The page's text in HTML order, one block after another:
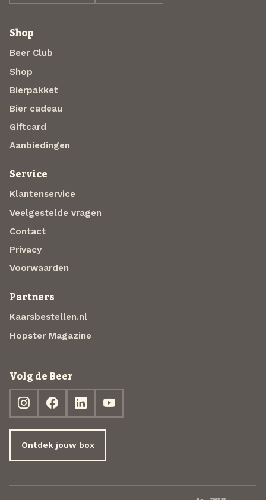
Shop
Beer Club
Shop
Bierpakket
Bier cadeau
Giftcard
Aanbiedingen
Service
Klantenservice
Veelgestelde vragen
Contact
Privacy
Voorwaarden
Partners
Kaarsbestellen.nl
Hopster Magazine
Volg de Beer
Ontdek jouw box